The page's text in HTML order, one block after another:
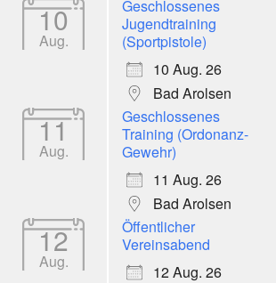
10
Aug.
Geschlossenes
Jugendtraining
(Sportpistole)
10 Aug. 26
Bad Arolsen
11
Aug.
Geschlossenes
Training (Ordonanz-
Gewehr)
11 Aug. 26
Bad Arolsen
12
Aug.
Öffentlicher
Vereinsabend
12 Aug. 26